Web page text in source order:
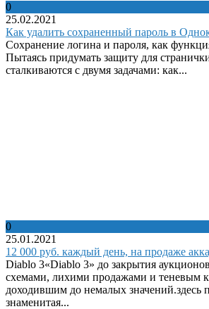
0
25.02.2021
Как удалить сохраненный пароль в
Сохранение логина и пароля, как
Пытаясь придумать защиту для
сталкиваются с двумя задачами: как...
0
25.01.2021
12 000 руб. каждый день, на продаже
Diablo 3«Diablo 3» до закрытия
схемами, лихими продажами и теневым
доходившим до немалых значений.здесь
знаменитая...